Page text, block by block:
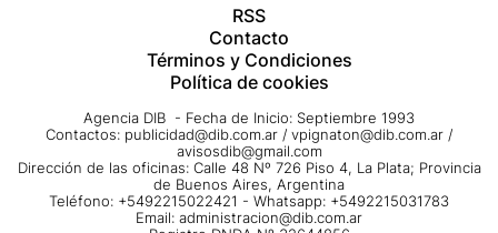
RSS
Contacto
Términos y Condiciones
Política de cookies
Agencia DIB - Fecha de Inicio: Septiembre 1993
Contactos: publicidad@dib.com.ar / vpignaton@dib.com.ar /
avisosdib@gmail.com
Dirección de las oficinas: Calle 48 Nº 726 Piso 4, La Plata; Provincia
de Buenos Aires, Argentina
Teléfono: +5492215022421 - Whatsapp: +5492215031783
Email: administracion@dib.com.ar